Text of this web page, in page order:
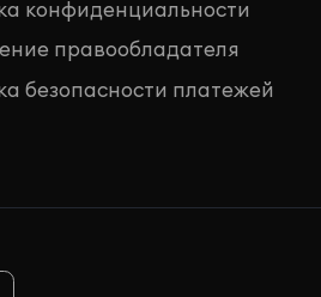
конфиденциальности
правообладателя
безопасности платежей